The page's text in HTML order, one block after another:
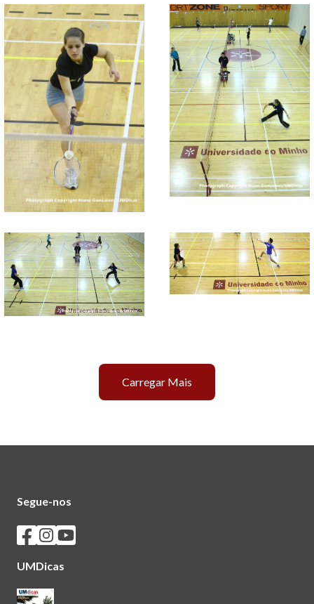
Carregar Mais
Segue-nos
Seguir os SASUM no Facebook
Seguir os SASUM no Instagram
Seguir os SASUM no Youtube
UMDicas